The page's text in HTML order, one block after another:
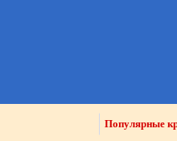
Популярные